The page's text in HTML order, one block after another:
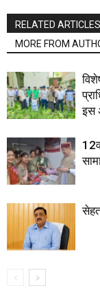
RELATED ARTICLES
MORE FROM
इस